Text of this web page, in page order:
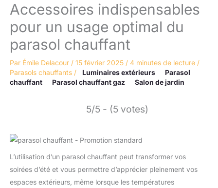
Accessoires indispensables
pour un usage optimal du
parasol chauffant
Par Émile Delacour / 15 février 2025 / 4 minutes de lecture /
Parasols chauffants / Luminaires extérieurs
Parasol
chauffant
Parasol chauffant gaz Salon de jardin
5/5 - (5 votes)
L’utilisation d’un parasol chauffant peut transformer vos
soirées d’été et vous permettre d’apprécier pleinement vos
espaces extérieurs, même lorsque les températures